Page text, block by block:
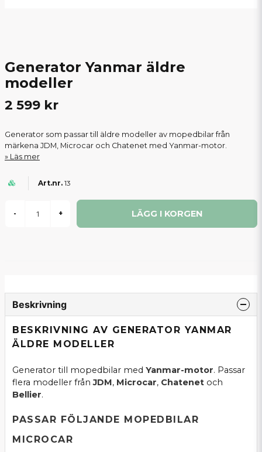
Generator Yanmar äldre
modeller
2 599 kr
Generator som passar till äldre modeller av mopedbilar från
märkena JDM, Microcar och Chatenet med Yanmar-motor.
Läs mer
13
- + LÄGG I KORGEN
Beskrivning
BESKRIVNING AV GENERATOR YANMAR
ÄLDRE MODELLER
Generator till mopedbilar med Yanmar-motor. Passar
flera modeller frånJDM, Microcar, Chatenet och
Bellier.
PASSAR FÖLJANDE MOPEDBILAR
MICROCAR